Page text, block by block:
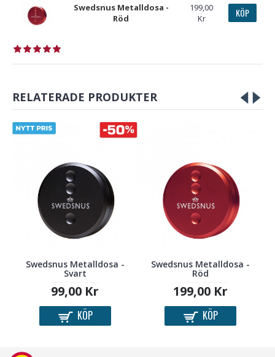
Swedsnus Metalldosa -
Röd
199,00
Kr
KÖP
RELATERADE PRODUKTER
Swedsnus Metalldosa -
Svart
99,00 Kr
KÖP
Swedsnus Metalldosa -
Röd
199,00 Kr
KÖP